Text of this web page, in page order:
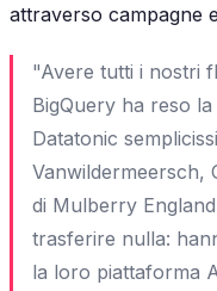
attraverso campagne
"Avere tutti i nostri
BigQuery ha reso
Datatonic
Vanwildermeersch,
di Mulberry
trasferire nulla:
la loro piattaforma